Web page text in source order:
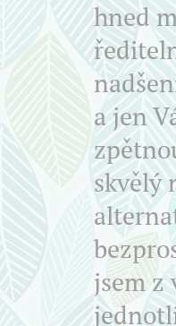
hned
a jen
skvělý
jsem z